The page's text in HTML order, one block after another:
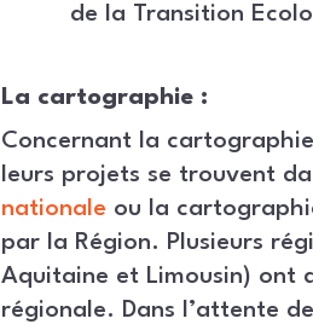
de la Transition
La cartographie :
Concernant la
leurs projets se trouvent
nationale ou la
par la Région. Plusieurs
Aquitaine et Limousin) ont
régionale. Dans l’attente